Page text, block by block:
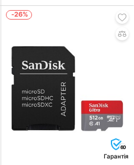
-26%
60
Гарантія